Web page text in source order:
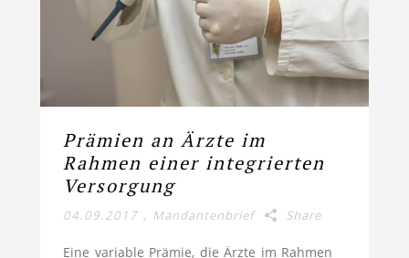
Prämien an Ärzte im
Rahmen einer integrierten
Versorgung
04.09.2017 , Mandantenbrief Share
Eine variable Prämie, die Ärzte im Rahmen